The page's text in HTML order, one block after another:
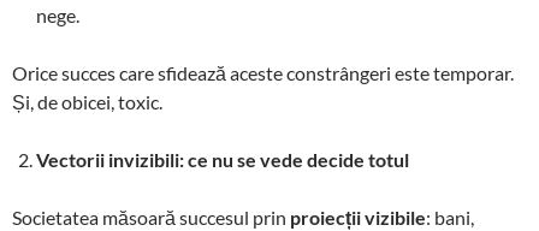
nege.
Orice succes care sfidează aceste constrângeri este temporar.
Și, de obicei, toxic.
Vectorii invizibili: ce nu se vede decide totul
Societatea măsoară succesul prin proiecții vizibile: bani,